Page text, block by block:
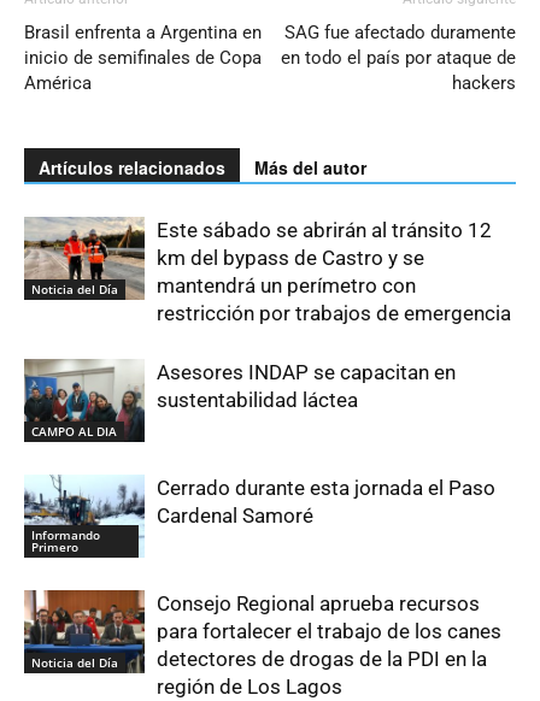
Brasil enfrenta a Argentina en
inicio de semifinales de Copa
América
SAG fue afectado duramente
en todo el país por ataque de
hackers
Artículos relacionados Más del autor
Noticia del Día
Este sábado se abrirán al tránsito 12
km del bypass de Castro y se
mantendrá un perímetro con
restricción por trabajos de emergencia
CAMPO AL DIA
Asesores INDAP se capacitan en
sustentabilidad láctea
Informando
Primero
Cerrado durante esta jornada el Paso
Cardenal Samoré
Noticia del Día
Consejo Regional aprueba recursos
para fortalecer el trabajo de los canes
detectores de drogas de la PDI en la
región de Los Lagos